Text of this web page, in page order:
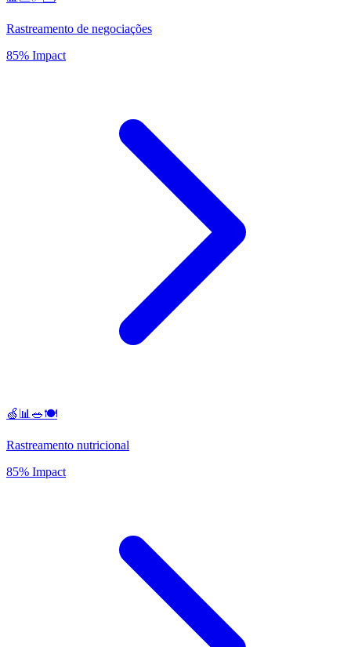
Rastreamento de negociações
85% Impact
🍏📊🥗🍽️
Rastreamento nutricional
85% Impact